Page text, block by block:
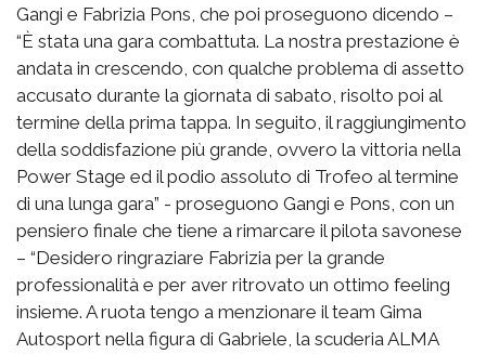
Gangi e Fabrizia Pons, che poi proseguono dicendo –
“È stata una gara combattuta. La nostra prestazione è
andata in crescendo, con qualche problema di assetto
accusato durante la giornata di sabato, risolto poi al
termine della prima tappa. In seguito, il raggiungimento
della soddisfazione più grande, ovvero la vittoria nella
Power Stage ed il podio assoluto di Trofeo al termine
di una lunga gara” - proseguono Gangi e Pons, con un
pensiero finale che tiene a rimarcare il pilota savonese
– “Desidero ringraziare Fabrizia per la grande
professionalità e per aver ritrovato un ottimo feeling
insieme. A ruota tengo a menzionare il team Gima
Autosport nella figura di Gabriele, la scuderia ALMA